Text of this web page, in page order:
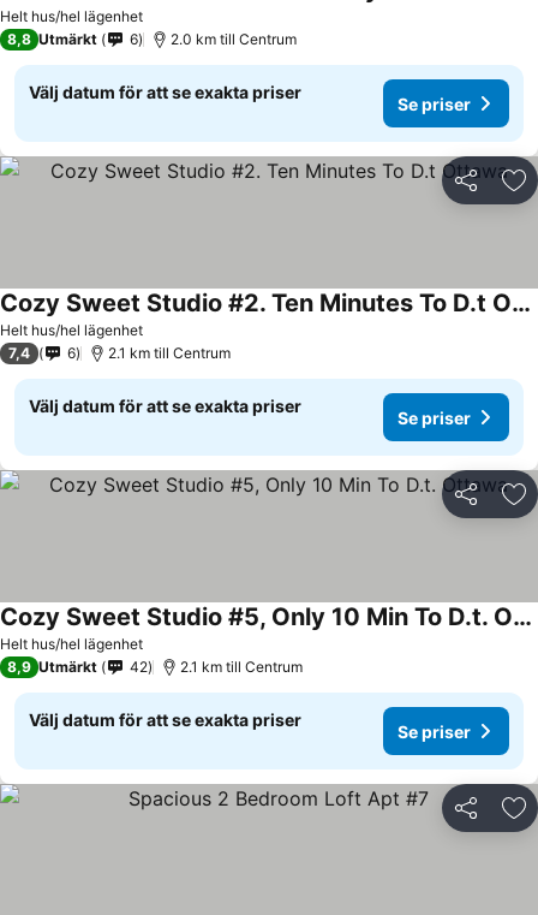
Helt hus/hel lägenhet
Se priser
8,8 Utmärkt 6 2.0 km till Centrum
Välj datum för att se exakta priser
Se priser
Dela
Helt hus/hel lägenhet
Cozy Sweet Studio #2. Ten Minutes To D.t Ottawa
Se priser
7,4 6 2.1 km till Centrum
Välj datum för att se exakta priser
Se priser
Dela
Helt hus/hel lägenhet
Cozy Sweet Studio #5, Only 10 Min To D.t. Ottawa
Se priser
8,9 Utmärkt 42 2.1 km till Centrum
Välj datum för att se exakta priser
Se priser
Dela